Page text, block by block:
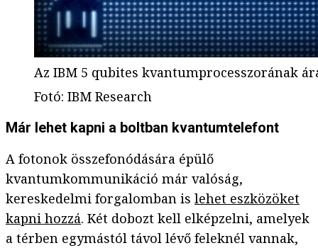
Az IBM 5 qubites kvantumprocesszorának
Fotó: IBM Research
Már lehet kapni a boltban kvantumtelefont
A fotonok összefonódására épülő
kvantumkommunikáció már valóság,
kereskedelmi forgalomban is lehet eszközöket
kapni hozzá. Két dobozt kell elképzelni, amelyek
a térben egymástól távol lévő feleknél vannak,